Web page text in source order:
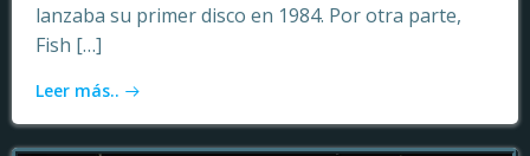
lanzaba su primer disco en 1984. Por otra parte,
Fish […]
Leer más..